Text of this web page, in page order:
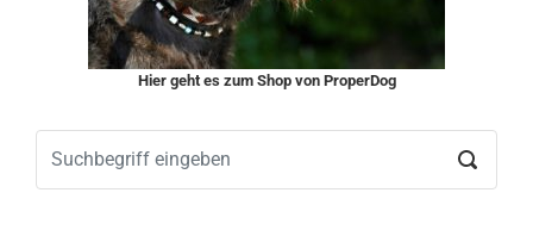
Hier geht es zum Shop von ProperDog